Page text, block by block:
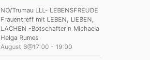
NÖ/Trumau LLL- LEBENSFREUDE
Frauentreff mit LEBEN, LIEBEN,
LACHEN -Botschafterin Michaela
Helga Rumes
August 6@17:00- 19:00